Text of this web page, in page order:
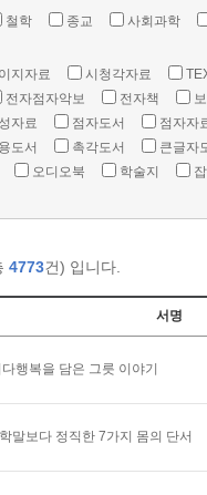
철학 종교 사회과학
지자료 시청각자료
전자점자악보 전자책
자료
점자도서 점자자
도서
촉각도서 큰글자
오디오북 학술지
4773건) 입니다.
서명
행복을 담은 그릇 이야기
말보다 정직한 7가지 몸의 단서